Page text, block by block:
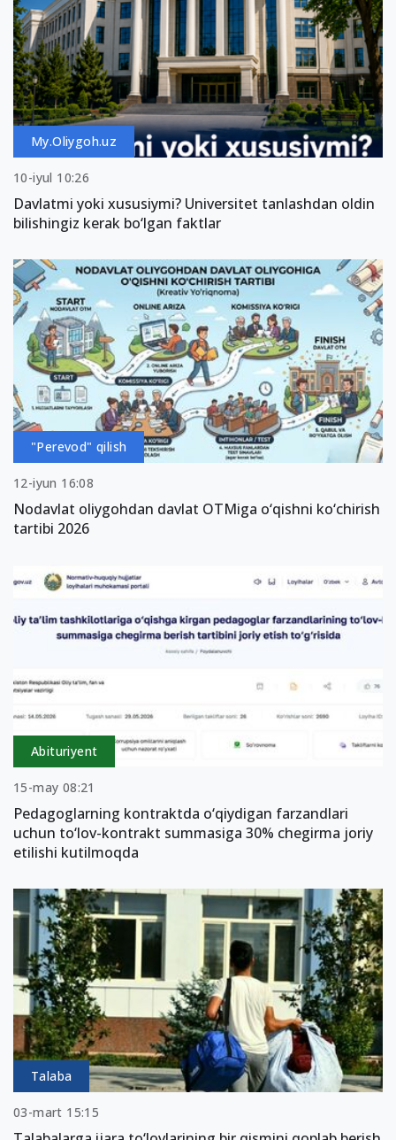
My.Oliygoh.uz
10-iyul 10:26
Davlatmi yoki xususiymi? Universitet tanlashdan oldin
bilishingiz kerak bo‘lgan faktlar
"Perevod" qilish
12-iyun 16:08
Nodavlat oliygohdan davlat OTMiga o‘qishni ko‘chirish
tartibi 2026
Abituriyent
15-may 08:21
Pedagoglarning kontraktda o‘qiydigan farzandlari
uchun to‘lov-kontrakt summasiga 30% chegirma joriy
etilishi kutilmoqda
Talaba
03-mart 15:15